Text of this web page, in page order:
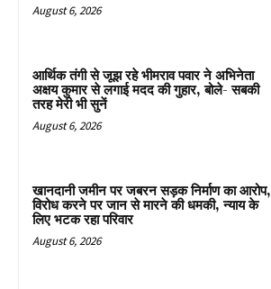
August 6, 2026
आर्थिक तंगी से जूझ रहे भीमराव पवार ने अभिनेता
अक्षय कुमार से लगाई मदद की गुहार, बोले- सबकी
तरह मेरी भी सुनें
August 6, 2026
खानदानी जमीन पर जबरन सड़क निर्माण का आरोप,
विरोध करने पर जान से मारने की धमकी, न्याय के
लिए भटक रहा परिवार
August 6, 2026